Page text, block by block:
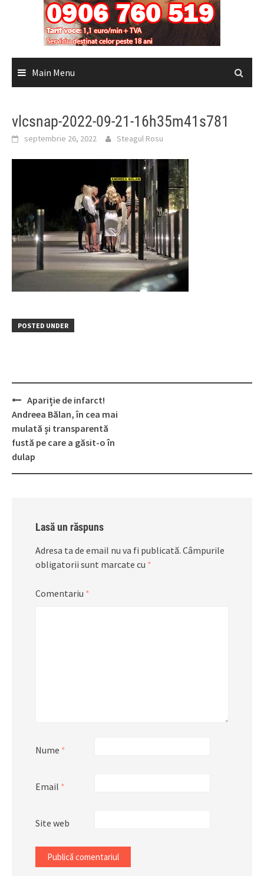
Main Menu
vlcsnap-2022-09-21-16h35m41s781
septembrie 26, 2022 Steagul Rosu
POSTED UNDER
Post
navigation
Apariție de infarct!
Andreea Bălan, în cea mai
mulată și transparentă
fustă pe care a găsit-o în
dulap
Lasă un răspuns
Adresa ta de email nu va fi publicată. Câmpurile
obligatorii sunt marcate cu *
Comentariu *
Nume *
Email *
Site web